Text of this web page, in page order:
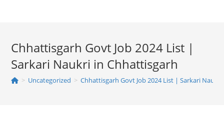
Chhattisgarh Govt Job 2024 List |
Sarkari Naukri in Chhattisgarh
> Uncategorized > Chhattisgarh Govt Job 2024 List | Sarkari